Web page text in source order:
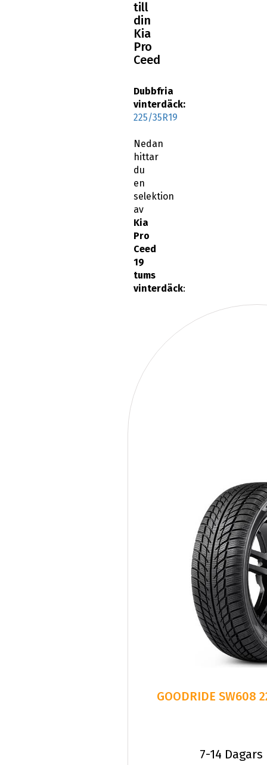
till
din
Kia
Pro
Ceed
Dubbfria
vinterdäck:
225/35R19
Nedan
hittar
du
en
selektion
av
Kia
Pro
Ceed
19
tums
vinterdäck:
7-14